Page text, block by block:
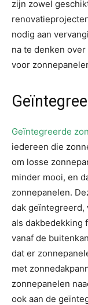
zijn zowel
nodig aan
na te denken
voor
Geïntegreerde
iedereen die
om losse
minder mooi, en
zonnepanelen.
dak geïntegreerd,
als dakbedekking
vanaf de
dat er
met
zonnepanelen
ook aan de